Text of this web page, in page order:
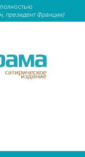
президент Франции)